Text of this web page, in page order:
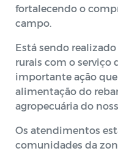
fortalecendo o
campo.
Está sendo
rurais com o serviço
importante ação
alimentação do
agropecuária do
Os atendimentos
comunidades da